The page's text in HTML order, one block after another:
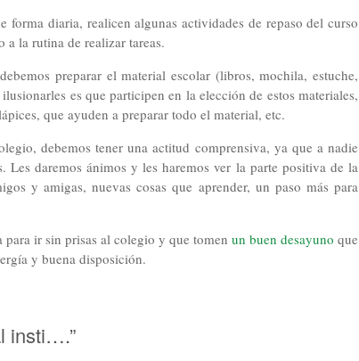
forma diaria, realicen algunas actividades de repaso del curso
a la rutina de realizar tareas.
preparar el material escolar (libros, mochila, estuche,
es que participen en la elección de estos materiales,
que ayuden a preparar todo el material, etc.
debemos tener una actitud comprensiva, ya que a nadie
Les daremos ánimos y les haremos ver la parte positiva de la
y amigas, nuevas cosas que aprender, un paso más para
para ir sin prisas al colegio y que tomen un buen desayuno que
y buena disposición.
insti….”